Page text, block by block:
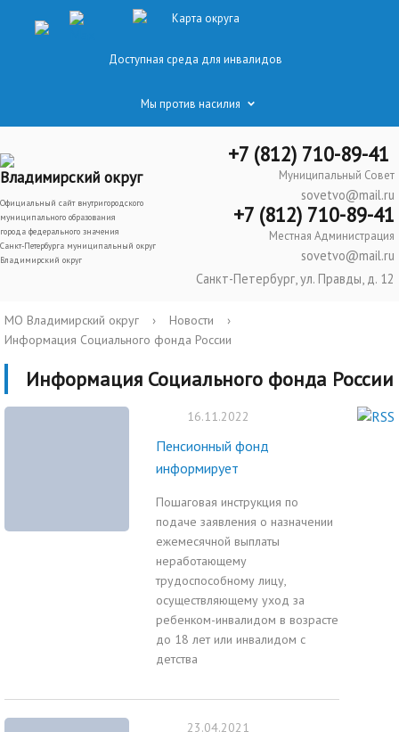
Карта округа
Доступная среда для инвалидов
Мы против насилия
Владимирский округ
Официальный сайт внутригородского
муниципального образования
города федерального значения
Санкт-Петербурга муниципальный округ
Владимирский округ
+7 (812) 710-89-41
Муниципальный Совет
sovetvo@mail.ru
+7 (812) 710-89-41
Местная Администрация
sovetvo@mail.ru
Санкт-Петербург, ул. Правды, д. 12
МО Владимирский округ › Новости
›
Информация Социального фонда России
Информация Социального фонда России
16.11.2022
Пенсионный фонд
информирует
Пошаговая инструкция по
подаче заявления о назначении
ежемесячной выплаты
неработающему
трудоспособному лицу,
осуществляющему уход за
ребенком-инвалидом в возрасте
до 18 лет или инвалидом с
детства
23.04.2021